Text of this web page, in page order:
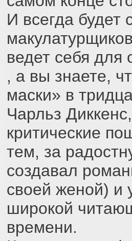
И всегда будет
ведет себя для
, а вы знаете,
маски» в
Чарльз
критические
тем, за
создавал
своей женой) и
широкой
времени.